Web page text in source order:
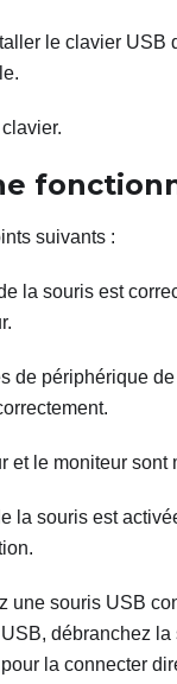
le clavier USB
suivants :
la souris est
de périphérique
et le moniteur sont
la souris est
une souris USB
débranchez la
la connecter